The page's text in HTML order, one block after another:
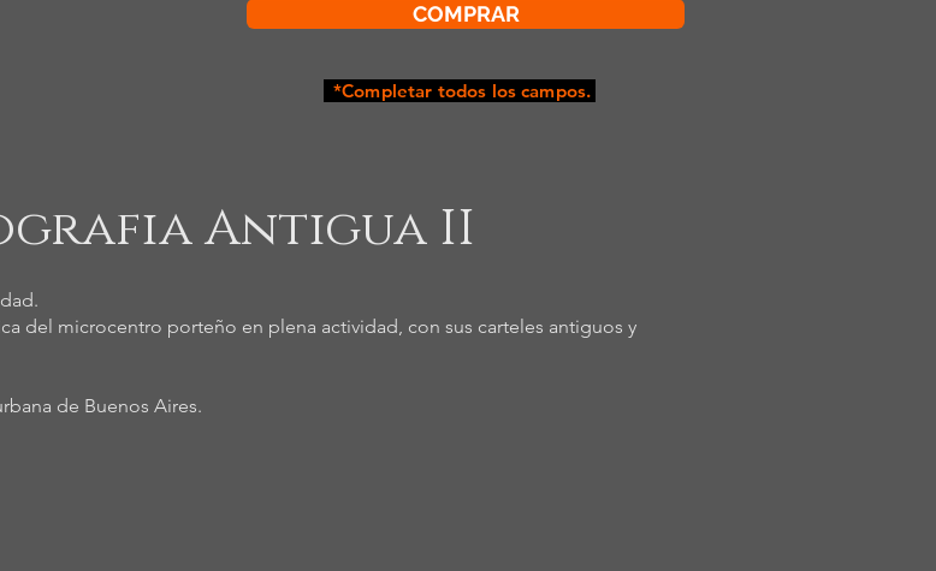
COMPRAR
*Completar todos los campos.
Antigua II
del microcentro porteño en plena actividad, con sus carteles antiguos y
de Buenos Aires.